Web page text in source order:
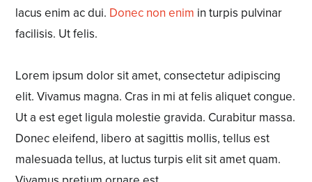
lacus enim ac dui. Donec non enim in turpis pulvinar
facilisis. Ut felis.
Lorem ipsum dolor sit amet, consectetur adipiscing
elit. Vivamus magna. Cras in mi at felis aliquet congue.
Ut a est eget ligula molestie gravida. Curabitur massa.
Donec eleifend, libero at sagittis mollis, tellus est
malesuada tellus, at luctus turpis elit sit amet quam.